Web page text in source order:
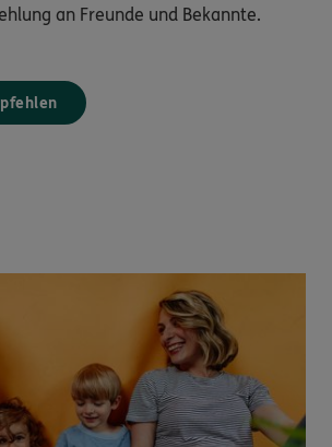
an Freunde und Bekannte.